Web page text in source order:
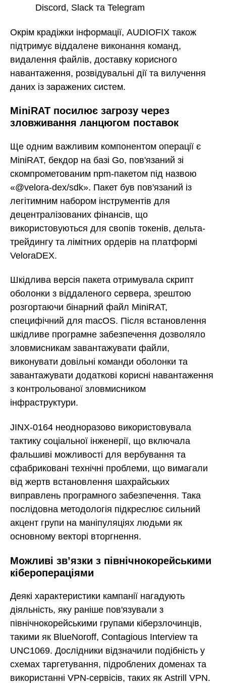
Discord, Slack та Telegram
Окрім крадіжки інформації, AUDIOFIX також
підтримує віддалене виконання команд,
видалення файлів, доставку корисного
навантаження, розвідувальні дії та вилучення
даних із заражених систем.
MiniRAT посилює загрозу через
зловживання ланцюгом поставок
Ще одним важливим компонентом операції є
MiniRAT, бекдор на базі Go, пов'язаний зі
скомпрометованим npm-пакетом під назвою
«@velora-dex/sdk». Пакет був пов'язаний із
легітимним набором інструментів для
децентралізованих фінансів, що
використовуються для свопів токенів, дельта-
трейдингу та лімітних ордерів на платформі
VeloraDEX.
Шкідлива версія пакета отримувала скрипт
оболонки з віддаленого сервера, зрештою
розгортаючи бінарний файл MiniRAT,
специфічний для macOS. Після встановлення
шкідливе програмне забезпечення дозволяло
зловмисникам завантажувати файли,
виконувати довільні команди оболонки та
завантажувати додаткові корисні навантаження
з контрольованої зловмисником
інфраструктури.
JINX-0164 неодноразово використовувала
тактику соціальної інженерії, що включала
фальшиві можливості для вербування та
сфабриковані технічні проблеми, що вимагали
від жертв встановлення шахрайських
виправлень програмного забезпечення. Така
послідовна методологія підкреслює сильний
акцент групи на маніпуляціях людьми як
основному векторі вторгнення.
Можливі зв’язки з північнокорейськими
кіберопераціями
Деякі характеристики кампанії нагадують
діяльність, яку раніше пов'язували з
північнокорейськими групами кіберзлочинців,
такими як BlueNoroff, Contagious Interview та
UNC1069. Дослідники відзначили подібність у
схемах таргетування, підроблених доменах та
використанні VPN-сервісів, таких як Astrill VPN.